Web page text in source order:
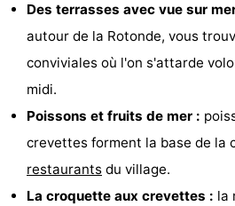
Des terrasses avec vue sur
autour de la Rotonde, vous
conviviales où l'on s'attarde
midi.
Poissons et fruits de mer :
crevettes forment la base de la
restaurants du village.
La croquette aux crevettes : la